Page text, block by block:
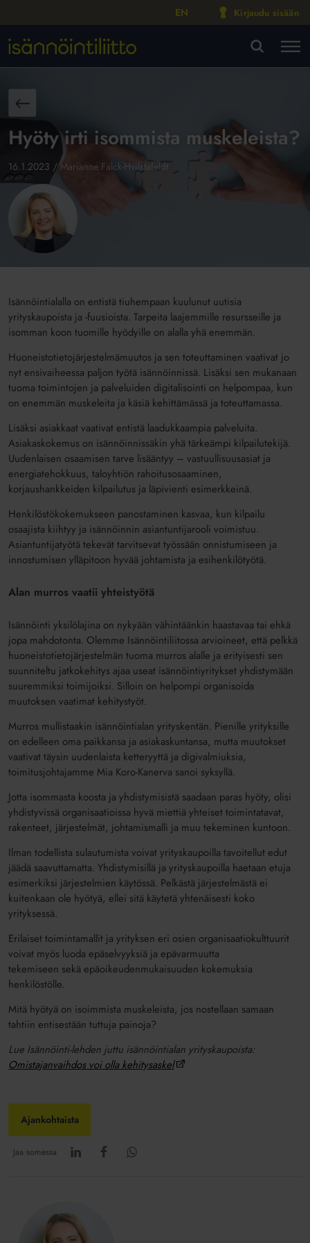
EN Kirjaudu sisään
Hyöty irti isommista muskeleista?
16.1.2023 /Marianne Falck-Hvilstafeldt
Isännöintialalla on entistä tiuhempaan kuulunut uutisia
yrityskaupoista ja -fuusioista. Tarpeita laajemmille resursseille ja
isomman koon tuomille hyödyille on alalla yhä enemmän.
Huoneistotietojärjestelmämuutos ja sen toteuttaminen vaativat jo
nyt ensivaiheessa paljon työtä isännöinnissä. Lisäksi sen mukanaan
tuoma toimintojen ja palveluiden digitalisointi on helpompaa, kun
on enemmän muskeleita ja käsiä kehittämässä ja toteuttamassa.
Lisäksi asiakkaat vaativat entistä laadukkaampia palveluita.
Asiakaskokemus on isännöinnissäkin yhä tärkeämpi kilpailutekijä.
Uudenlaisen osaamisen tarve lisääntyy – vastuullisuusasiat ja
energia­tehokkuus, taloyhtiön rahoitusosaaminen,
korjaushankkeiden kilpailutus ja läpivienti esimerkkeinä.
Henkilöstökokemukseen panostaminen kasvaa, kun kilpailu
osaajista kiihtyy ja isännöinnin asiantuntijarooli voimistuu.
Asiantuntijatyötä tekevät tarvitsevat työssään onnistumiseen ja
innostumisen ylläpitoon hyvää johtamista ja esihenkilötyötä.
Alan murros vaatii yhteistyötä
Isännöinti yksilölajina on nykyään vähintäänkin haastavaa tai ehkä
jopa mahdotonta. Olemme Isännöintiliitossa arvioineet, että pelkkä
huoneistotieto­järjestelmän tuoma murros alalle ja erityisesti sen
suunniteltu jatkokehitys ajaa useat isännöintiyritykset yhdistymään
suuremmiksi toimijoiksi. Silloin on helpompi organisoida
muutoksen vaatimat kehitystyöt.
Murros mullistaakin isännöintialan yrityskentän. Pienille yrityksille
on edelleen oma paikkansa ja asiakaskuntansa, mutta muutokset
vaativat täysin uudenlaista ketteryyttä ja digivalmiuksia,
toimitusjohtajamme Mia Koro-Kanerva sanoi syksyllä.
Jotta isommasta koosta ja yhdistymisistä saadaan paras hyöty, olisi
yhdistyvissä organisaatioissa hyvä miettiä yhteiset toimintatavat,
rakenteet, järjestelmät, johtamismalli ja muu tekeminen kuntoon.
Ilman todellista sulautumista voivat yrityskaupoilla tavoitellut edut
jäädä saavuttamatta. Yhdistymisillä ja yrityskaupoilla haetaan etuja
esimerkiksi järjestelmien käytössä. Pelkästä järjestelmästä ei
kuitenkaan ole hyötyä, ellei sitä käytetä yhtenäisesti koko
yrityksessä.
Erilaiset toimintamallit ja yrityksen eri osien organisaatiokulttuurit
voivat myös luoda epäselvyyksiä ja epävarmuutta
tekemiseen sekä epäoikeudenmukaisuuden kokemuksia
henkilöstölle.
Mitä hyötyä on isoimmista muskeleista, jos nostellaan samaan
tahtiin entisestään tuttuja painoja?
Lue Isännöinti-lehden juttu isännöintialan yrityskaupoista:
Omistajanvaihdos voi olla kehitysaskel
Ajankohtaista
Jaa somessa